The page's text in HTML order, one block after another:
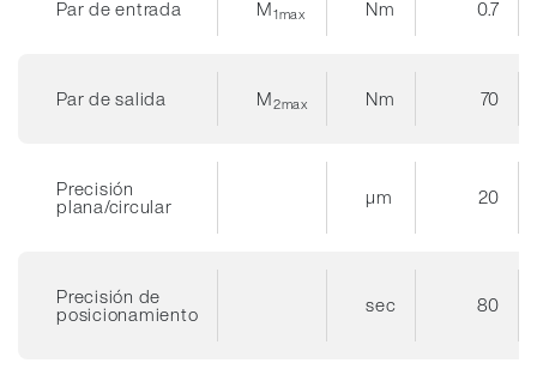
Par de entrada M1max Nm 0.7
Par de salida M2max Nm 70
Precisión
plana/circular µm 20
Precisión de
posicionamiento sec 80